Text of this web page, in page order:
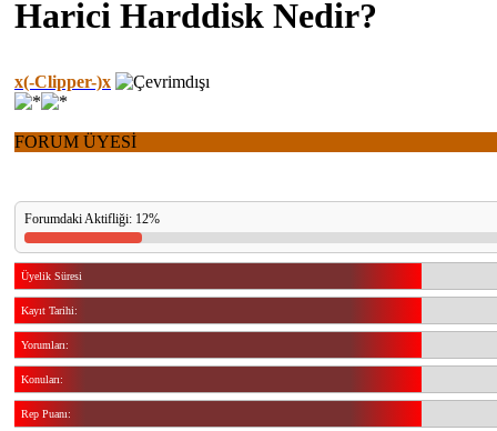
Harici Harddisk Nedir?
x(-Clipper-)x
FORUM ÜYESİ
Forumdaki Aktifliği: 12%
Üyelik Süresi
Kayıt Tarihi:
Yorumları:
Konuları:
Rep Puanı: